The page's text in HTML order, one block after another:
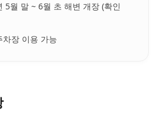
5월 말 ~ 6월 초 해변 개장 (확인
차장 이용 가능